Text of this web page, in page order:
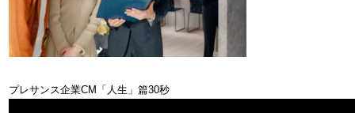
プレサンス企業CM「人生」篇30秒